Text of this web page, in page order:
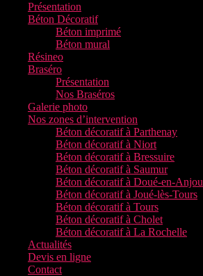
Présentation
Béton Décoratif
Béton imprimé
Béton mural
Résineo
Braséro
Présentation
Nos Braséros
Galerie photo
Nos zones d’intervention
Béton décoratif à Parthenay
Béton décoratif à Niort
Béton décoratif à Bressuire
Béton décoratif à Saumur
Béton décoratif à Doué-en-Anjou
Béton décoratif à Joué-lès-Tours
Béton décoratif à Tours
Béton décoratif à Cholet
Béton décoratif à La Rochelle
Actualités
Devis en ligne
Contact